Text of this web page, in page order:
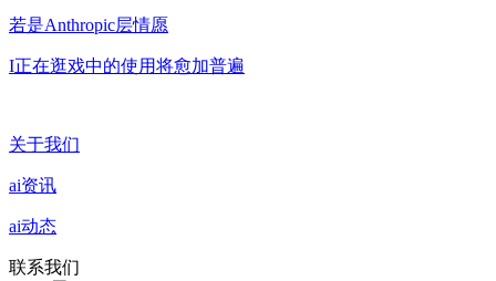
若是Anthropic层情愿
I正在逛戏中的使用将愈加普遍
关于我们
ai资讯
ai动态
联系我们